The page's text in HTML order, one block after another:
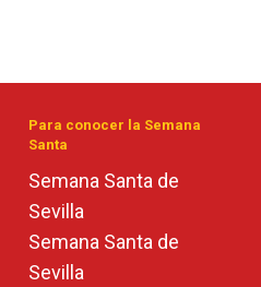
Para conocer la Semana
Santa
Semana Santa de
Sevilla
Semana Santa de
Sevilla